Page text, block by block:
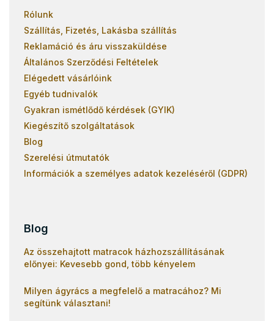
Rólunk
Szállítás, Fizetés, Lakásba szállítás
Reklamáció és áru visszaküldése
Általános Szerződési Feltételek
Elégedett vásárlóink
Egyéb tudnivalók
Gyakran ismétlődő kérdések (GYIK)
Kiegészítő szolgáltatások
Blog
Szerelési útmutatók
Információk a személyes adatok kezeléséről (GDPR)
Blog
Az összehajtott matracok házhozszállításának
előnyei: Kevesebb gond, több kényelem
Milyen ágyrács a megfelelő a matracához? Mi
segítünk választani!